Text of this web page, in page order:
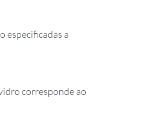
especificadas a
corresponde ao